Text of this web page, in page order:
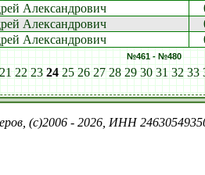
Александрович
Александрович
Александрович
№461 - №480
22 23 24 25 26 27 28 29 30 31 32 33
(c)2006 - 2026, ИНН